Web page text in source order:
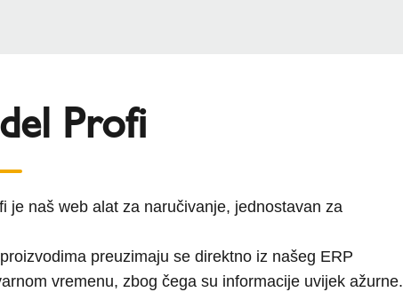
Profi
je naš web alat za naručivanje, jednostavan za
preuzimaju se direktno iz našeg ERP
vremenu, zbog čega su informacije uvijek ažurne.